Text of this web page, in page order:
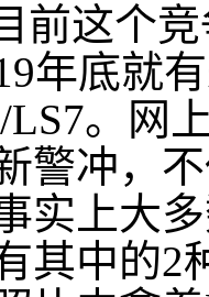
前这个
年底就
LS7。网
警冲，
实上大
其中的2